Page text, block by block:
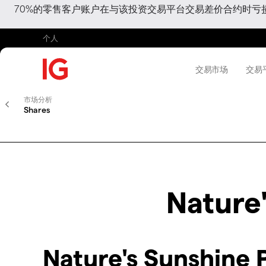
70%的零售客户账户在与该投资交易平台交易差价合约时
个人
交易市场 交易
市场分析
Shares
Nature's Sunshine